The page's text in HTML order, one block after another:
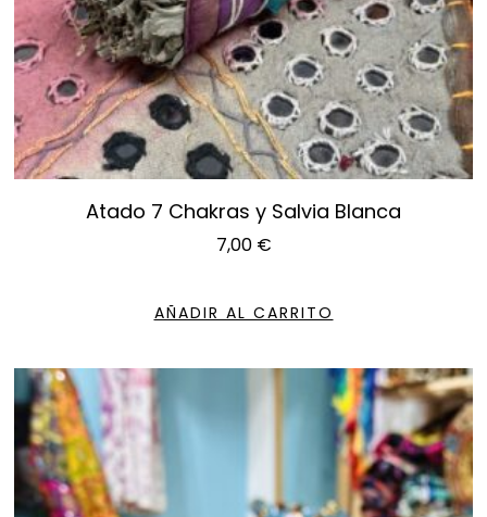
Atado 7 Chakras y Salvia Blanca
7,00 €
AÑADIR AL CARRITO